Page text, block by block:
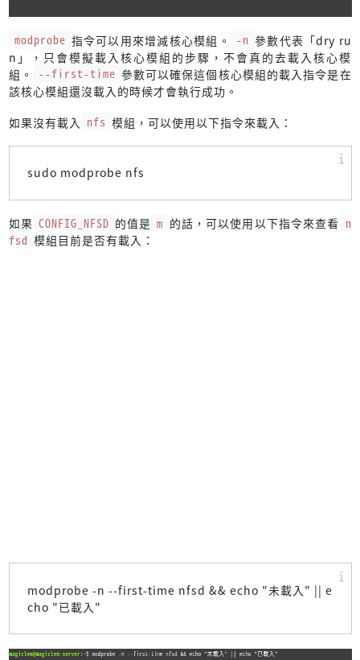
modprobe 指令可以用來增減核心模組。 -n 參數代表「dry ru
n」，只會模擬載入核心模組的步驟，不會真的去載入核心模
組。
--first-time 參數可以確保這個核心模組的載入指令是在
該核心模組還沒載入的時候才會執行成功。
如果沒有載入 nfs 模組，可以使用以下指令來載入：
sudo modprobe nfs
如果 CONFIG_NFSD 的值是 m 的話，可以使用以下指令來查看 n
fsd 模組目前是否有載入：
modprobe -n --first-time nfsd && echo "未載入" || e
cho "已載入"